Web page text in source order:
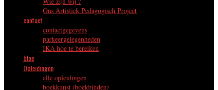
Ons Artistiek Pedagogisch Project
contact
contactgegevens
parkeergelegenheden
IKA hoe te bereiken
blog
Opleidingen
alle opleidingen
boekkunst (boekbinden)